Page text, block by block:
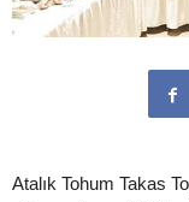
Atalık Tohum Takas